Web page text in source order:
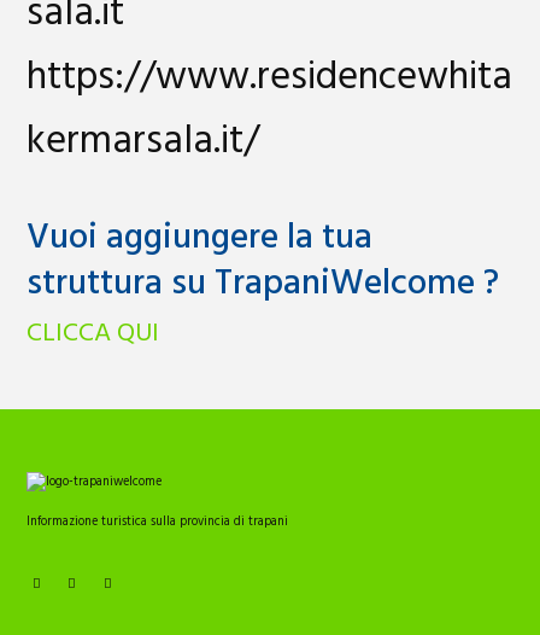
sala.it
https://www.residencewhita
kermarsala.it/
Vuoi aggiungere la tua
struttura su TrapaniWelcome ?
CLICCA QUI
Informazione turistica sulla provincia di trapani